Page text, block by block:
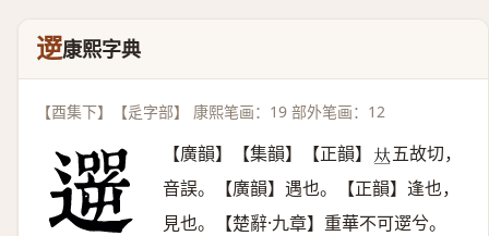
遻康熙字典
【酉集下】【辵字部】 康熙笔画：19 部外笔画：12
【廣韻】【集韻】【正韻】 𠀤五故切，
音誤。【廣韻】遇也。【正韻】逢也，
見也。【楚辭·九章】重華不可遻兮。